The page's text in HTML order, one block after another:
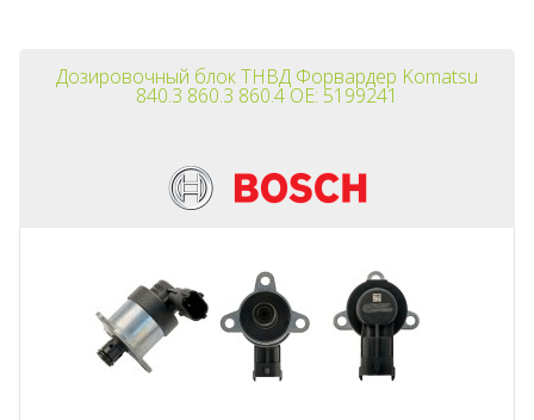
Дозировочный блок ТНВД Форвардер Komatsu
840.3 860.3 860.4 OE: 5199241